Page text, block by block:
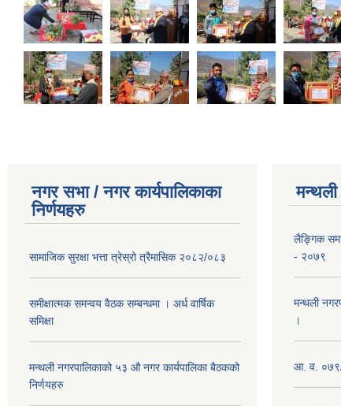
नगर सभा / नगर कार्यपालिकाका
निर्णयहरु
सामाजिक सुरक्षा भत्ता त्रेस्रो त्रैमासिक २०८२/०८३
समीक्षात्मक समन्वय वैठक सम्बन्धमा । अर्ध वार्षिक
समिक्षा
मन्थली नगरपालिकाको ५३ औ नगर कार्यपालिका बैठकको
निर्णयहरु
लैङ्गिक
- २०७९
मन्थली
।
आ. व. ०७९/